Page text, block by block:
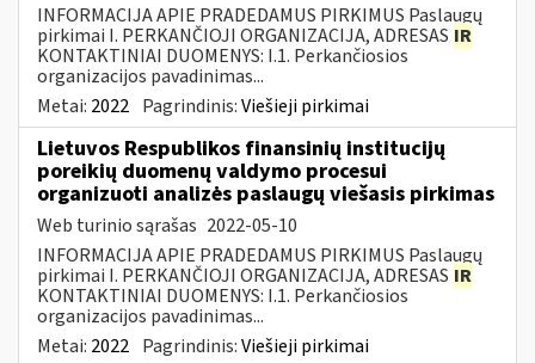
INFORMACIJA APIE PRADEDAMUS PIRKIMUS Paslaugų
pirkimai I. PERKANČIOJI ORGANIZACIJA, ADRESAS IR
KONTAKTINIAI DUOMENYS: I.1. Perkančiosios
organizacijos pavadinimas...
Metai: 2022 Pagrindinis:Viešieji pirkimai
Lietuvos Respublikos finansinių institucijų
poreikių duomenų valdymo procesui
organizuoti analizės paslaugų viešasis pirkimas
Web turinio sąrašas 2022-05-10
INFORMACIJA APIE PRADEDAMUS PIRKIMUS Paslaugų
pirkimai I. PERKANČIOJI ORGANIZACIJA, ADRESAS IR
KONTAKTINIAI DUOMENYS: I.1. Perkančiosios
organizacijos pavadinimas...
Metai: 2022 Pagrindinis:Viešieji pirkimai